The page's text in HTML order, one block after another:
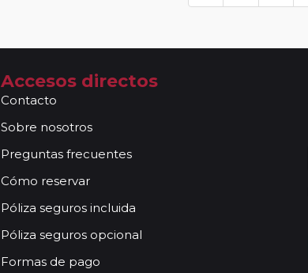
Accesos directos
Contacto
Sobre nosotros
Preguntas frecuentes
Cómo reservar
Póliza seguros incluida
Póliza seguros opcional
Formas de pago